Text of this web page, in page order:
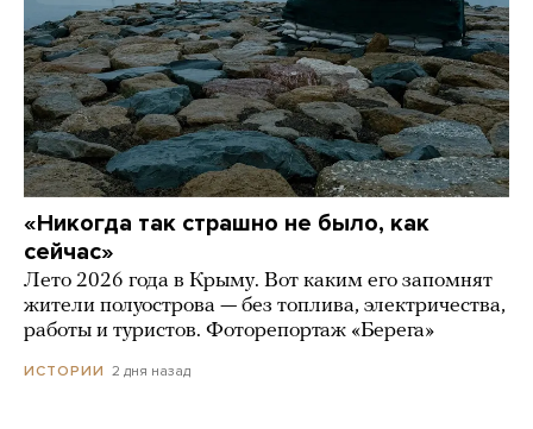
«Никогда так страшно не было, как
сейчас»
Лето 2026 года в Крыму. Вот каким его запомнят
жители полуострова — без топлива, электричества,
работы и туристов. Фоторепортаж «Берега»
ИСТОРИИ 2 дня назад